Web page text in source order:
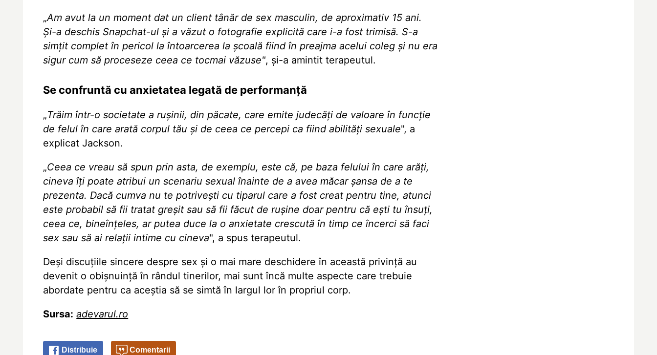
„Am avut la un moment dat un client tânăr de sex masculin, de aproximativ 15 ani.
Și-a deschis Snapchat-ul și a văzut o fotografie explicită care i-a fost trimisă. S-a
simțit complet în pericol la întoarcerea la școală fiind în preajma acelui coleg și nu era
sigur cum să proceseze ceea ce tocmai văzuse", și-a amintit terapeutul.
Se confruntă cu anxietatea legată de performanță
„Trăim într-o societate a rușinii, din păcate, care emite judecăți de valoare în funcție
de felul în care arată corpul tău și de ceea ce percepi ca fiind abilități sexuale", a
explicat Jackson.
„Ceea ce vreau să spun prin asta, de exemplu, este că, pe baza felului în care arăți,
cineva îți poate atribui un scenariu sexual înainte de a avea măcar șansa de a te
prezenta. Dacă cumva nu te potrivești cu tiparul care a fost creat pentru tine, atunci
este probabil să fii tratat greșit sau să fii făcut de rușine doar pentru că ești tu însuți,
ceea ce, bineînțeles, ar putea duce la o anxietate crescută în timp ce încerci să faci
sex sau să ai relații intime cu cineva", a spus terapeutul.
Deși discuțiile sincere despre sex și o mai mare deschidere în această privință au
devenit o obișnuință în rândul tinerilor, mai sunt încă multe aspecte care trebuie
abordate pentru ca aceștia să se simtă în largul lor în propriul corp.
Sursa: adevarul.ro
Distribuie Comentarii